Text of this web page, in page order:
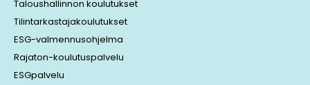
Taloushallinnon koulutukset
Tilintarkastajakoulutukset
ESG-valmennusohjelma
Rajaton-koulutuspalvelu
ESGpalvelu